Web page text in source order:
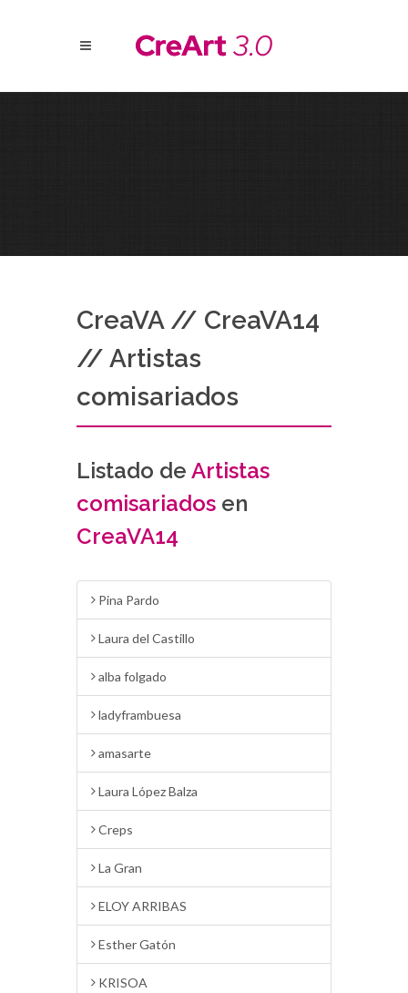
CreaVA // CreaVA14
// Artistas
comisariados
Listado de Artistas
comisariados en
CreaVA14
Pina Pardo
Laura del Castillo
alba folgado
ladyframbuesa
amasarte
Laura López Balza
Creps
La Gran
ELOY ARRIBAS
Esther Gatón
KRISOA